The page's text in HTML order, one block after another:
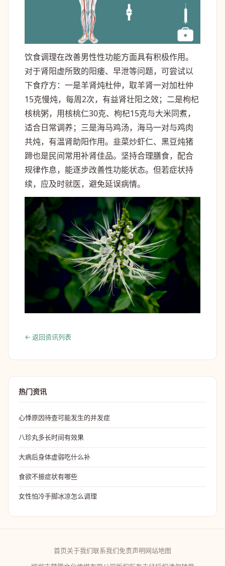
饮食调理在改善男性性功能方面具有积极作用。
对于肾阳虚所致的阳痿、早泄等问题，可尝试以
下食疗方：一是羊肾炖杜仲，取羊肾一对加杜仲
15克慢炖，每周2次，有益肾壮阳之效；二是枸杞
核桃粥，用核桃仁30克、枸杞15克与大米同煮，
适合日常调养；三是海马鸡汤，海马一对与鸡肉
共炖，有温肾助阳作用。韭菜炒虾仁、黑豆炖猪
蹄也是民间常用补肾佳品。坚持合理膳食，配合
规律作息，能逐步改善性功能状态。但若症状持
续，应及时就医，避免延误病情。
← 返回资讯列表
热门资讯
心悸原因待查可能发生的并发症
八珍丸多长时间有效果
大病后身体虚弱吃什么补
食欲不振症状有哪些
女性怕冷手脚冰凉怎么调理
首页关于我们联系我们免责声明网站地图